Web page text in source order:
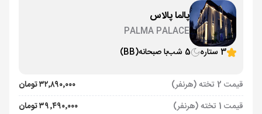
پالما پالاس
PALMA PALACE
3 ستاره
5 شب با صبحانه(BB)
قیمت 2 تخته (هرنفر)
۳۲٬۸۹۰٬۰۰۰ تومان
قیمت 1 تخته (هرنفر)
۳۹٬۴۹۰٬۰۰۰ تومان